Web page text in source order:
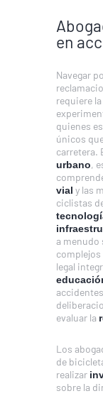
en
Navegar
requiere
quienes
únicos
carretera.
urbano,
vial y las
ciclistas
a menudo
legal
evaluar la
Los
de
realizar
sobre la